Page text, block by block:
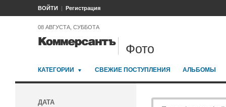
ВОЙТИ Регистрация
08 АВГУСТА, СУББОТА
Фото
КАТЕГОРИИ СВЕЖИЕ ПОСТУПЛЕНИЯ АЛЬБОМЫ
ДАТА